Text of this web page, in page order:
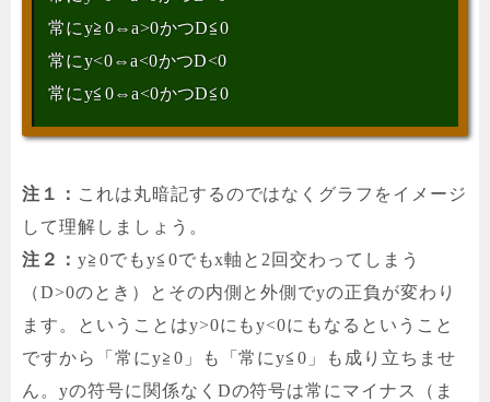
常にy≧0⇔a>0かつD≦0
常にy<0⇔a<0かつD<0
常にy≦0⇔a<0かつD≦0
注１： これは丸暗記するのではなくグラフをイメージ
して理解しましょう。
注２： y≧0でもy≦0でもx軸と2回交わってしまう
（D>0のとき）とその内側と外側でyの正負が変わり
ます。ということはy>0にもy<0にもなるということ
ですから「常にy≧0」も「常にy≦0」も成り立ちませ
ん。yの符号に関係なくDの符号は常にマイナス（ま